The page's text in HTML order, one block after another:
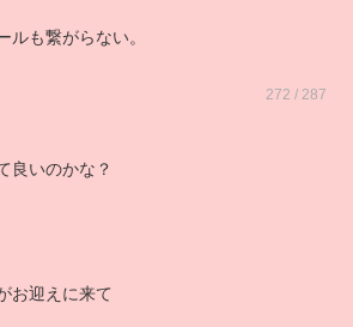
ルも繋がらない。
272 / 287
良いのかな？
お迎えに来て